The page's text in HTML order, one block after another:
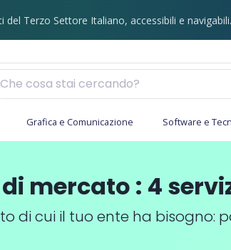
del Terzo Settore Italiano, accessibili e navigabili.
Grafica e Comunicazione Software e
mercato: 4
di cui il tuo ente ha bisogno: